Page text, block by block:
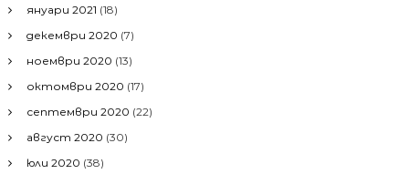
януари 2021 (18)
декември 2020 (7)
ноември 2020 (13)
октомври 2020 (17)
септември 2020 (22)
август 2020 (30)
юли 2020 (38)